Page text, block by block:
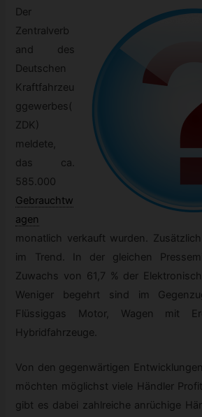
Der
Zentralverb
and des
Deutschen
Kraftfahrzeu
ggewerbes(
ZDK)
meldete,
das ca.
585.000
Gebrauchtw
agen
monatlich verkauft wurden.
im Trend. In der gleichen
Zuwachs von 61,7 % der
Weniger begehrt sind im
Flüssiggas Motor, Wagen mit
Hybridfahrzeuge.
Von den gegenwärtigen
möchten möglichst viele Händler
gibt es dabei zahlreiche anrüchige